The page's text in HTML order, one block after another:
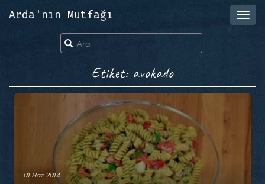
Arda'nın Mutfağı
Etiket: avokado
01 Haz 2014